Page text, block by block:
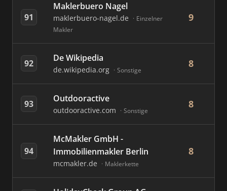
91
Maklerbuero Nagel
maklerbuero-nagel.de
Einzelner
Makler
9
92 De Wikipedia
de.wikipedia.org Sonstige
8
93 Outdooractive
outdooractive.com Sonstige
8
94
McMakler GmbH -
Immobilienmakler Berlin
mcmakler.de Maklerkette
8